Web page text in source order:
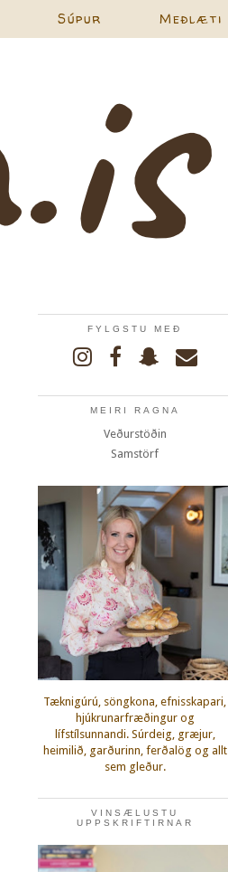
Súpur Meðlæti
FYLGSTU MEÐ
MEIRI RAGNA
Veðurstöðin
Samstörf
Tæknigúrú, söngkona, efnisskapari,
hjúkrunarfræðingur og
lífstílsunnandi. Súrdeig, græjur,
heimilið, garðurinn, ferðalög og allt
sem gleður.
VINSÆLUSTU
UPPSKRIFTIRNAR